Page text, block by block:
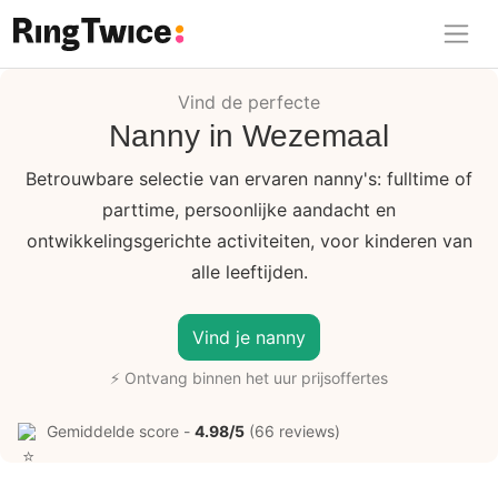
Ring Twice
Vind de perfecte
Nanny in Wezemaal
Betrouwbare selectie van ervaren nanny's: fulltime of
parttime, persoonlijke aandacht en
ontwikkelingsgerichte activiteiten, voor kinderen van
alle leeftijden.
Vind je nanny
⚡ Ontvang binnen het uur prijsoffertes
Gemiddelde score - 4.98/5 (66 reviews)